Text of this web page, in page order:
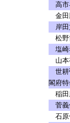
高市
金田
岸田
松野
塩崎
山本
世耕
閣府
稲田
菅義
石原